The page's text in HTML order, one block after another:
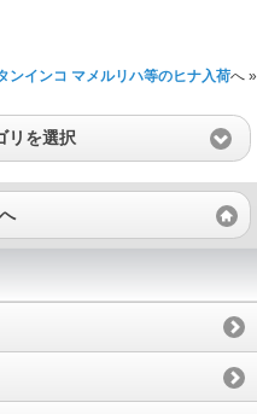
ンインコ マメルリハ等のヒナ入荷へ »
リを選択